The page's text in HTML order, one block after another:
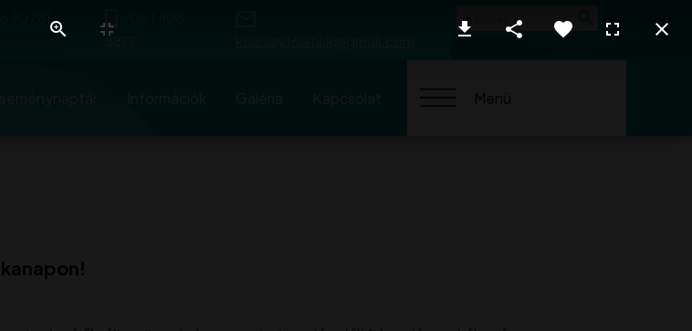
8877
Keresés
Információk Galéria Menü
Kapcsolat